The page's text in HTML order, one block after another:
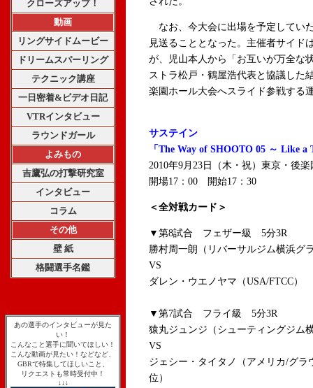
クローズアップ！
動画
リングサイドムービー
ドリームスパーリング
テクニック講座
一日密着&ビデオ日記
VTRインタビュー
ラウンドガール
よみもの
吉鷹弘の打撃研究室
インタビュー
コラム
その他
壁 紙
格闘選手名鑑
あの選手のインタビューが見た
い！
こんなこと選手に聞いてほしい！
こんな動画が見たい！などなど、
GBRで特集してほしいこと、
リクエストも常時受付中！
↓↓↓
なお、今大会に出場を予定してい
見送ることとなった。主催者サイド
が、児山本人から「お互いが万全な
ストラ松戸・鶴屋浩代表と協議した
楽園ホール大会へスライド参戦する
サステイン
「The Way of SHOOTO 05 ～ Like
2010年9月23日（木・祝）東京・後
開場17：00 開始17：30
＜全対戦カード＞
▼第8試合 フェザー級 5分3R
勝村周一朗（リバーサルジム横浜グ
VS
ダレン・ウエノヤマ（USA/FTCC）
▼第7試合 フライ級 5分3R
猿丸ジュンジ（シューティングジム
VS
ジェシー・タイタノ（アメリカ/グラ
位）